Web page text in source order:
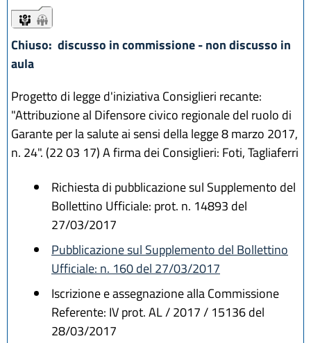
Chiuso: discusso in commissione - non discusso in
aula
Progetto di legge d'iniziativa Consiglieri recante:
"Attribuzione al Difensore civico regionale del ruolo di
Garante per la salute ai sensi della legge 8 marzo 2017,
n. 24". (22 03 17) A firma dei Consiglieri: Foti, Tagliaferri
Richiesta di pubblicazione sul Supplemento del
Bollettino Ufficiale: prot. n. 14893 del
27/03/2017
Pubblicazione sul Supplemento del Bollettino
Ufficiale: n. 160 del 27/03/2017
Iscrizione e assegnazione alla Commissione
Referente: IV prot. AL / 2017 / 15136 del
28/03/2017